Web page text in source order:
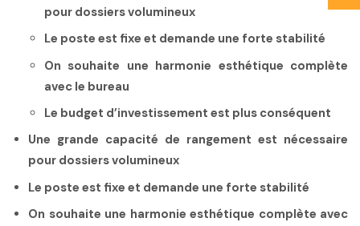
pour dossiers volumineux
Le poste est fixe et demande une forte stabilité
On souhaite une harmonie esthétique complète
avec le bureau
Le budget d’investissement est plus conséquent
Une grande capacité de rangement est nécessaire
pour dossiers volumineux
Le poste est fixe et demande une forte stabilité
On souhaite une harmonie esthétique complète avec